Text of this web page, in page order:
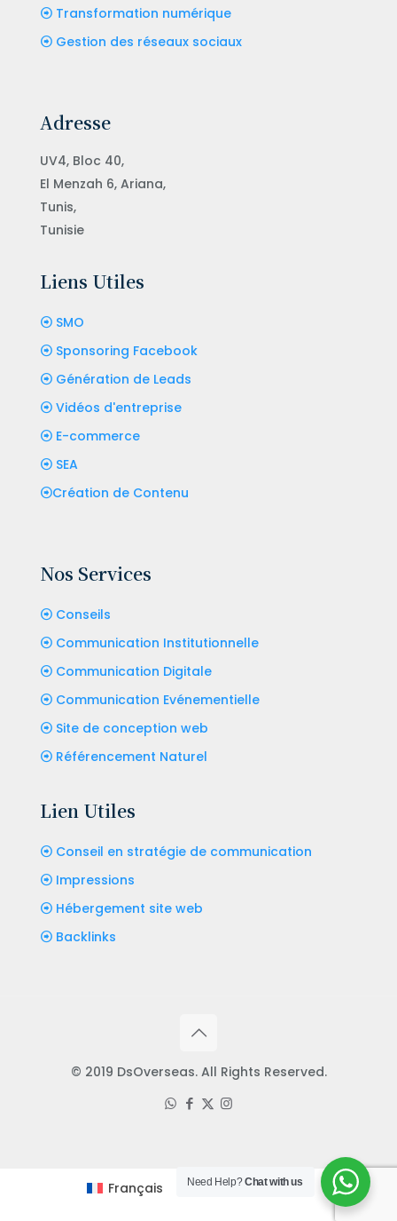
Transformation numérique
Gestion des réseaux sociaux
Adresse
UV4, Bloc 40,
El Menzah 6, Ariana,
Tunis,
Tunisie
Liens Utiles
SMO
Sponsoring Facebook
Génération de Leads
Vidéos d'entreprise
E-commerce
SEA
Création de Contenu
Nos Services
Conseils
Communication Institutionnelle
Communication Digitale
Communication Evénementielle
Site de conception web
Référencement Naturel
Lien Utiles
Conseil en stratégie de communication
Impressions
Hébergement site web
Backlinks
© 2019 DsOverseas. All Rights Reserved.
Need Help?Chat with us
Français English(Anglais